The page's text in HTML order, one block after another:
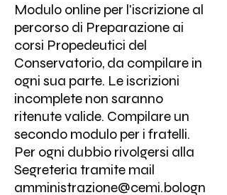
Modulo online per l'iscrizione al
percorso di Preparazione ai
corsi Propedeutici del
Conservatorio, da compilare in
ogni sua parte. Le iscrizioni
incomplete non saranno
ritenute valide. Compilare un
secondo modulo per i fratelli.
Per ogni dubbio rivolgersi alla
Segreteria tramite mail
amministrazione@cemi.bologn